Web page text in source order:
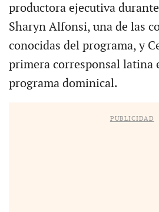
productora ejecutiva
Sharyn Alfonsi, una de las
conocidas del programa, y
primera corresponsal latina
programa dominical.
PUBLICIDAD